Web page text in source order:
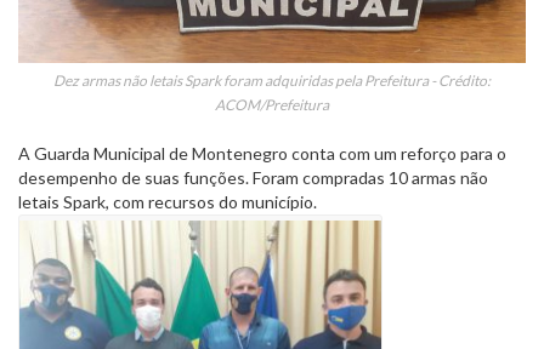
Dez armas não letais Spark foram adquiridas pela Prefeitura - Crédito:
ACOM/Prefeitura
A Guarda Municipal de Montenegro conta com um reforço para o
desempenho de suas funções. Foram compradas 10 armas não
letais Spark, com recursos do município.